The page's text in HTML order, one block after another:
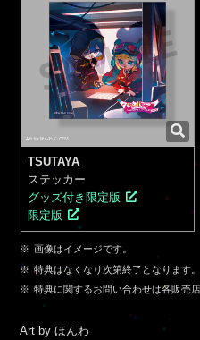
TSUTAYA
ステッカー
グッズ付き限定版
限定版
画像はイメージです。
特典はなくなり次第終了となります。
特典に関するお問い合わせは各販売
Art by ほんわ